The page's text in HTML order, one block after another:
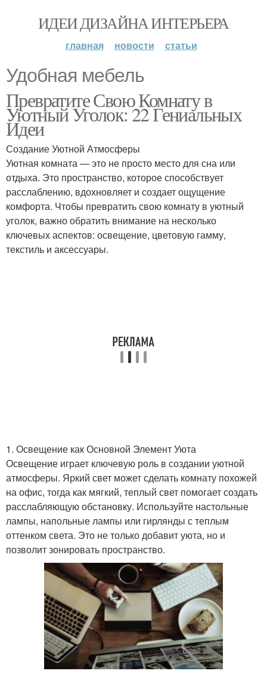
ИДЕИ ДИЗАЙНА ИНТЕРЬЕРА
главная новости статьи
Удобная мебель
Превратите Свою Комнату в
Уютный Уголок: 22 Гениальных
Идеи
Создание Уютной Атмосферы
Уютная комната — это не просто место для сна или
отдыха. Это пространство, которое способствует
расслаблению, вдохновляет и создает ощущение
комфорта. Чтобы превратить свою комнату в уютный
уголок, важно обратить внимание на несколько
ключевых аспектов: освещение, цветовую гамму,
текстиль и аксессуары.
1. Освещение как Основной Элемент Уюта
Освещение играет ключевую роль в создании уютной
атмосферы. Яркий свет может сделать комнату похожей
на офис, тогда как мягкий, теплый свет помогает создать
расслабляющую обстановку. Используйте настольные
лампы, напольные лампы или гирлянды с теплым
оттенком света. Это не только добавит уюта, но и
позволит зонировать пространство.